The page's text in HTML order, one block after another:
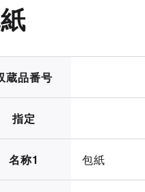
蔵品番号
指定
名称1 包紙